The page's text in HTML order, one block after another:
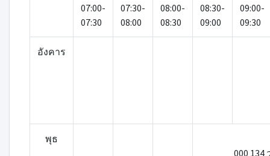
07:00-
07:30
07:30-
08:00
08:00-
08:30
08:30-
09:00
09:00-
09:30
อังคาร
พุธ
000